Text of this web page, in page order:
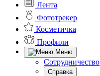
Лента
Фототрекер
Косметичка
Профили
Меню
Сотрудничество
Справка